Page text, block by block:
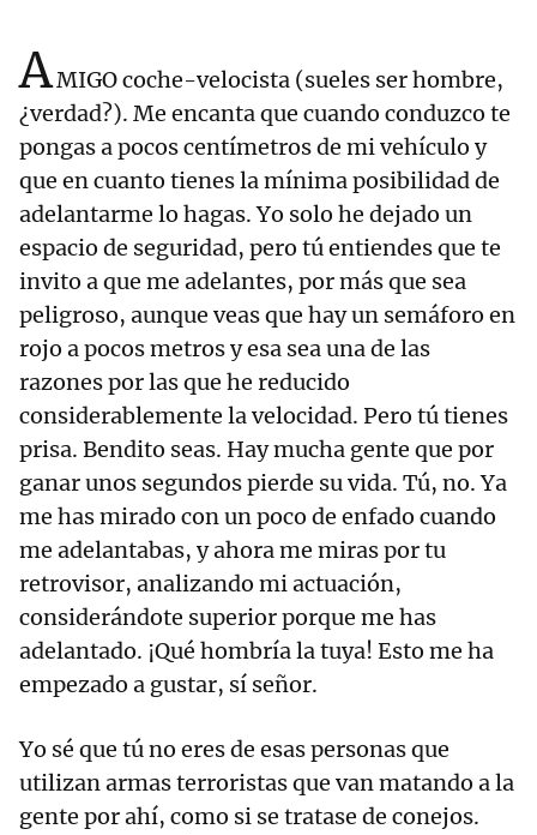
AMIGO coche-velocista (sueles ser hombre,
¿verdad?). Me encanta que cuando conduzco te
pongas a pocos centímetros de mi vehículo y
que en cuanto tienes la mínima posibilidad de
adelantarme lo hagas. Yo solo he dejado un
espacio de seguridad, pero tú entiendes que te
invito a que me adelantes, por más que sea
peligroso, aunque veas que hay un semáforo en
rojo a pocos metros y esa sea una de las
razones por las que he reducido
considerablemente la velocidad. Pero tú tienes
prisa. Bendito seas. Hay mucha gente que por
ganar unos segundos pierde su vida. Tú, no. Ya
me has mirado con un poco de enfado cuando
me adelantabas, y ahora me miras por tu
retrovisor, analizando mi actuación,
considerándote superior porque me has
adelantado. ¡Qué hombría la tuya! Esto me ha
empezado a gustar, sí señor.
Yo sé que tú no eres de esas personas que
utilizan armas terroristas que van matando a la
gente por ahí, como si se tratase de conejos.